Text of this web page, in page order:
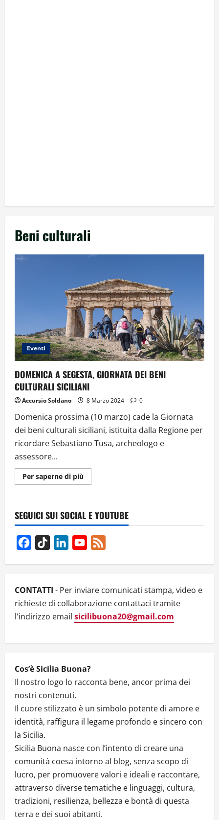
Beni culturali
Eventi
DOMENICA A SEGESTA, GIORNATA DEI BENI
CULTURALI SICILIANI
Accursio Soldano 8 Marzo 2024 0
Domenica prossima (10 marzo) cade la Giornata
dei beni culturali siciliani, istituita dalla Regione per
ricordare Sebastiano Tusa, archeologo e
assessore...
Per saperne di piùUlteriori
informazioni
SEGESTA,
GIORNATA
DEI
CULTURALI
SICILIANI
SEGUICI SUI SOCIAL E YOUTUBE
Facebook
TikTok LinkedInYouTube
CONTATTI - Per inviare comunicati stampa, video e
richieste di collaborazione contattaci tramite
l'indirizzo email sicilibuona20@gmail.com
Cos’è Sicilia Buona?
Il nostro logo lo racconta bene, ancor prima dei
nostri contenuti.
Il cuore stilizzato è un simbolo potente di amore e
identità, raffigura il legame profondo e sincero con
la Sicilia.
Sicilia Buona nasce con l’intento di creare una
comunità coesa intorno al blog, senza scopo di
lucro, per promuovere valori e ideali e raccontare,
attraverso diverse tematiche e linguaggi, cultura,
tradizioni, resilienza, bellezza e bontà di questa
terra e dei suoi abitanti.